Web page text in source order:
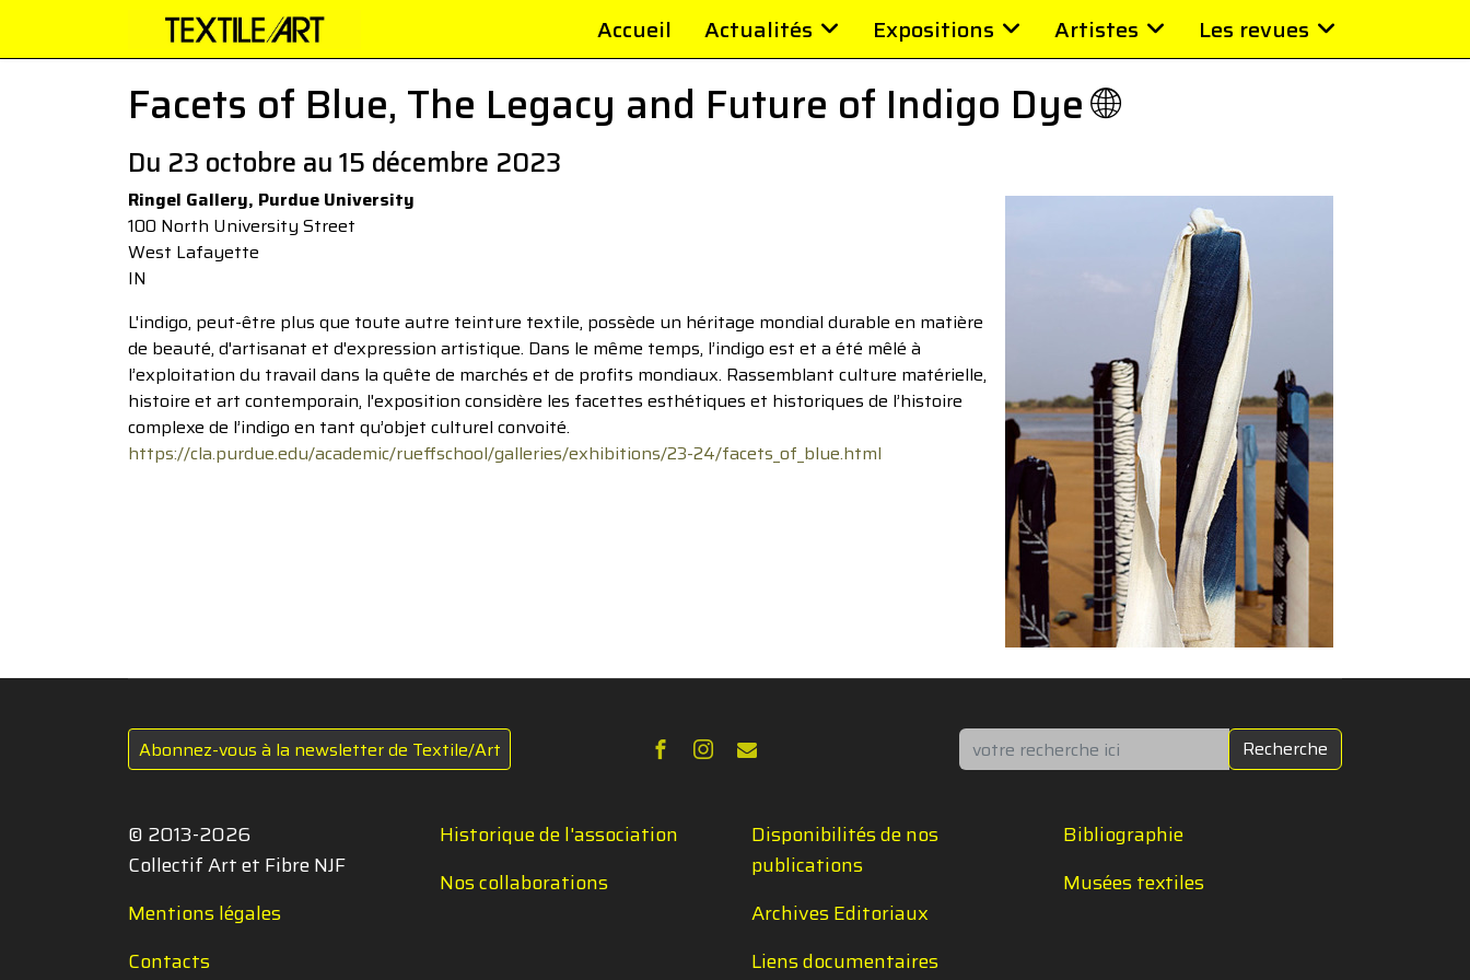
Accueil Actualités Expositions Artistes Les revues
Facets of Blue, The Legacy and Future of Indigo Dye 🌐
Du 23 octobre au 15 décembre 2023
Ringel Gallery, Purdue University
100 North University Street
West Lafayette
IN
L'indigo, peut-être plus que toute autre teinture textile, possède un héritage mondial durable en matière
de beauté, d'artisanat et d'expression artistique. Dans le même temps, l’indigo est et a été mêlé à
l’exploitation du travail dans la quête de marchés et de profits mondiaux. Rassemblant culture matérielle,
histoire et art contemporain, l'exposition considère les facettes esthétiques et historiques de l’histoire
complexe de l’indigo en tant qu’objet culturel convoité.
https://cla.purdue.edu/academic/rueffschool/galleries/exhibitions/23-24/facets_of_blue.html
Abonnez-vous à la newsletter de Textile/Art Rechercher Recherche
© 2013-2026
Collectif Art et Fibre NJF
Mentions légales
Contacts
Historique de l'association
Nos collaborations
Disponibilités de nos
publications
Archives Editoriaux
Liens documentaires
Bibliographie
Musées textiles